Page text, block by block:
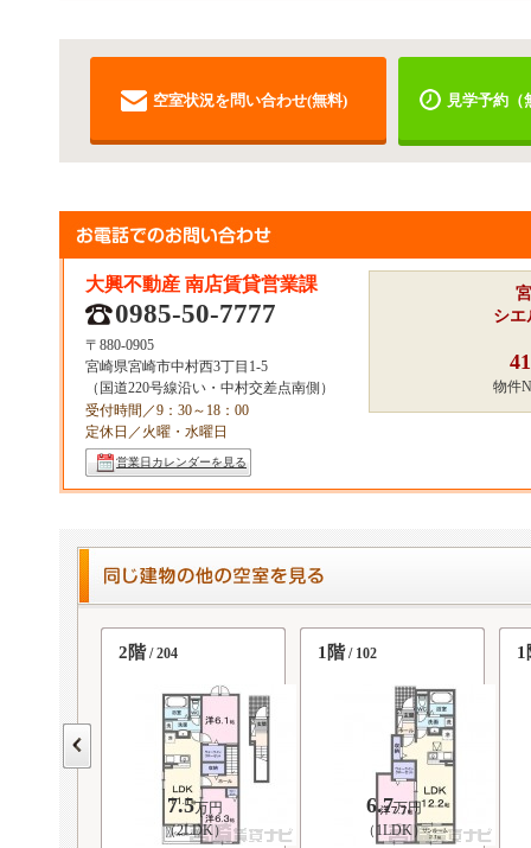
空室状況を問い合わせ(無料) 見学予約（
大興不動産 南店賃貸営業課
0985-50-7777
〒880-0905
宮崎県宮崎市中村西3丁目1‐5
（国道220号線沿い・中村交差点南側）
受付時間／9：30～18：00
定休日／火曜・水曜日
営業日カレンダーを見る
シ
物件
2階/ 204
7.5万円
（2LDK）
1階/ 102
6.7万円
（1LDK）
1